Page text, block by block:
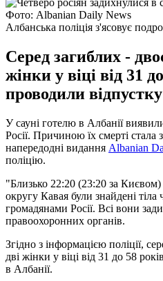
Фото: Albanian Daily News
Албанська поліція з'ясовує
Серед загиблих -
жінки у віці від 31
проводили
У сауні готелю в Албанії
Росії. Причиною їх смерті стала
напередодні видання Albanian
поліцію.
"Близько 22:20 (23:20 за Києвом)
округу Кавая були знайдені тіла
громадянами Росії. Всі вони
правоохоронних органів.
Згідно з інформацією поліції,
дві жінки у віці від 31 до 58
в Албанії.